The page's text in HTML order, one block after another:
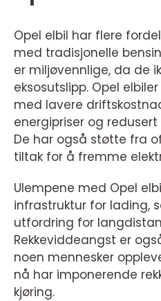
Opel elbil har flere
med tradisjonelle
er miljøvennlige, da de
eksosutslipp. Opel
med lavere
energipriser og
De har også støtte fra
tiltak for å fremme
Ulempene med Opel
infrastruktur for lading,
utfordring for
Rekkeviddeangst er
noen mennesker
nå har imponerende
kjøring.